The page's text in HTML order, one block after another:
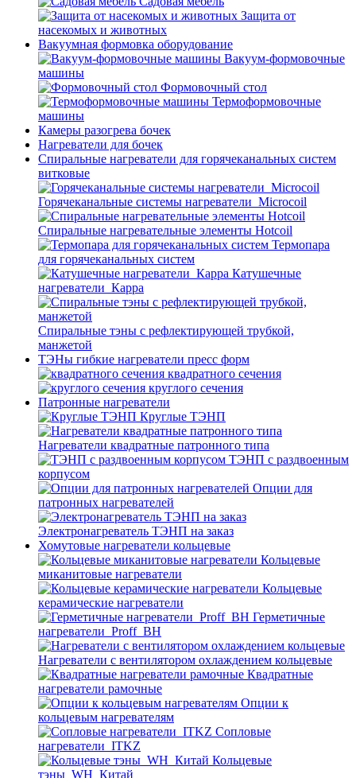
Защита от
насекомых и животных
Вакуумная формовка оборудование
Вакуум-формовочные
машины
Формовочный стол
Термоформовочные
машины
Камеры разогрева бочек
Нагреватели для бочек
Спиральные нагреватели для горячеканальных систем
витковые
Горячеканальные системы нагреватели_Microcoil
Спиральные нагревательные элементы Hotcoil
Термопара
для горячеканальных систем
Катушечные
нагреватели_Карра
Спиральные тэны с рефлектирующей трубкой,
манжетой
ТЭНы гибкие нагреватели пресс форм
квадратного сечения
круглого сечения
Патронные нагреватели
Круглые ТЭНП
Нагреватели квадратные патронного типа
ТЭНП с раздвоенным
корпусом
Опции для
патронных нагревателей
Электронагреватель ТЭНП на заказ
Хомутовые нагреватели кольцевые
Кольцевые
миканитовые нагреватели
Кольцевые
керамические нагреватели
Герметичные
нагреватели_Proff_BH
Нагреватели с вентилятором охлаждением кольцевые
Квадратные
нагреватели рамочные
Опции к
кольцевым нагревателям
Cопловые
нагреватели_ITKZ
Кольцевые
тэны_WH_Китай